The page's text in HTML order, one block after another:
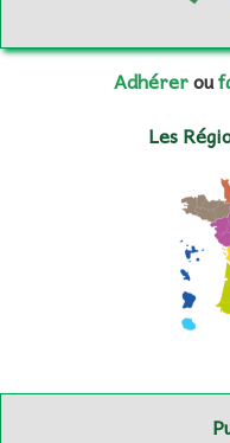
Adhérerou
Les